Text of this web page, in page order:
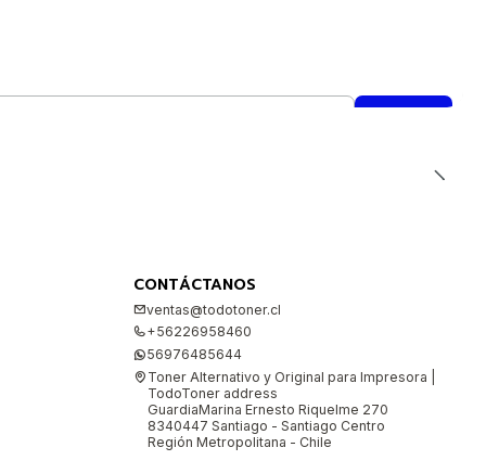
CONTÁCTANOS
ventas@todotoner.cl
+56226958460
56976485644
Toner Alternativo y Original para Impresora |
TodoToner address
GuardiaMarina Ernesto Riquelme 270
8340447 Santiago - Santiago Centro
Región Metropolitana - Chile